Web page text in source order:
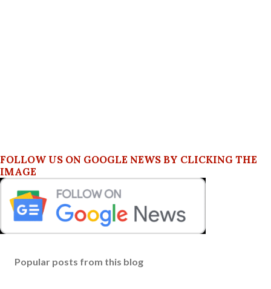
FOLLOW US ON GOOGLE NEWS BY CLICKING THE
IMAGE
Popular posts from this blog